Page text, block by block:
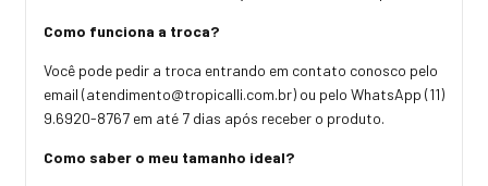
Como funciona a troca?
Você pode pedir a troca entrando em contato conosco pelo
email (atendimento@tropicalli.com.br) ou pelo WhatsApp (11)
9.6920-8767 em até 7 dias após receber o produto.
Como saber o meu tamanho ideal?